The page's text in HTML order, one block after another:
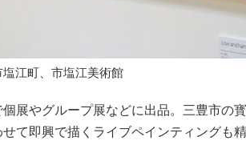
江町、市塩江美術館
展やグループ展などに出品。三豊市の
て即興で描くライブペインティングも